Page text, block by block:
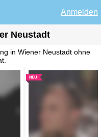
Anmelden
Neustadt
in Wiener Neustadt ohne